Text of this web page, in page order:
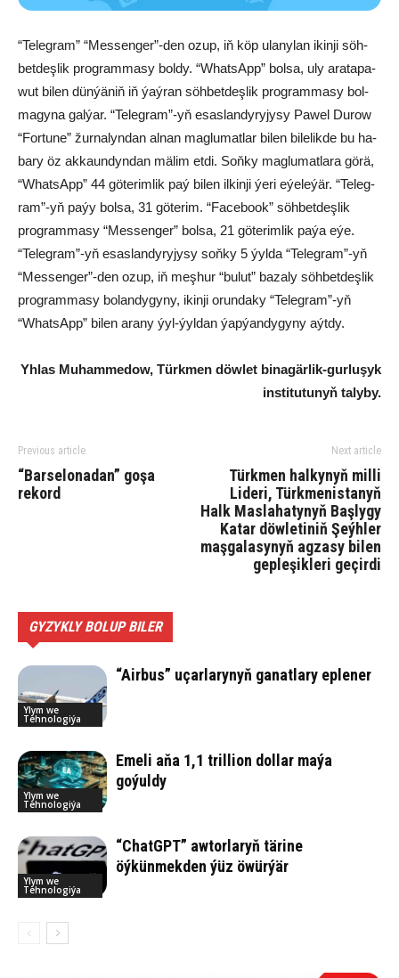
“Te­leg­ram” “Mes­sen­ger”-den ozup, iň köp ula­ny­lan ikin­ji söh­
bet­deş­lik prog­ram­ma­sy bol­dy. “What­sApp” bol­sa, uly ara­ta­pa­
wut bi­len dün­ýä­niň iň ýaý­ran söh­bet­deş­lik prog­ram­ma­sy bol­
ma­gy­na gal­ýar. “Te­leg­ram”-yň esas­lan­dy­ry­jy­sy Pa­wel Du­row
“For­tu­ne” žur­na­lyn­dan al­nan mag­lu­mat­lar bi­len bi­le­lik­de bu ha­
ba­ry öz ak­ka­un­dyn­dan mä­lim et­di. Soň­ky mag­lu­mat­la­ra gö­rä,
“What­sApp” 44 gö­te­rim­lik paý bi­len il­kin­ji ýe­ri eýe­le­ýär. “Te­leg­
ram”-yň pa­ýy bol­sa, 31 gö­te­rim. “Facebook” söh­bet­deş­lik
prog­ram­ma­sy “Mes­sen­ger” bol­sa, 21 gö­te­rim­lik pa­ýa eýe.
“Te­leg­ram”-yň esas­lan­dy­ry­jy­sy soň­ky 5 ýyl­da “Te­leg­ram”-yň
“Mes­sen­ger”-den ozup, iň meş­hur “bu­lut” ba­za­ly söh­bet­deş­lik
prog­ram­ma­sy bo­lan­dy­gy­ny, ikin­ji orun­da­ky “Te­leg­ram”-yň
“What­sApp” bi­len ara­ny ýyl-ýyl­dan ýap­ýan­dy­gy­ny aýt­dy.
Yh­las Mu­ham­me­dow, Türk­men döw­let bi­na­gär­lik-gur­lu­şyk
ins­ti­tu­tu­nyň ta­ly­by.
Previous article
“Barselonadan” goşa
rekord
Next article
Türkmen halkynyň milli
Lideri, Türkmenistanyň
Halk Maslahatynyň Başlygy
Katar döwletiniň Şeýhler
maşgalasynyň agzasy bilen
gepleşikleri geçirdi
GYZYKLY BOLUP BILER
Ylym we
Tehnologiýa
“Airbus” uçarlarynyň ganatlary eplener
Ylym we
Tehnologiýa
Emeli aňa 1,1 trillion dollar maýa
goýuldy
Ylym we
Tehnologiýa
“ChatGPT” awtorlaryň tärine
öýkünmekden ýüz öwürýär